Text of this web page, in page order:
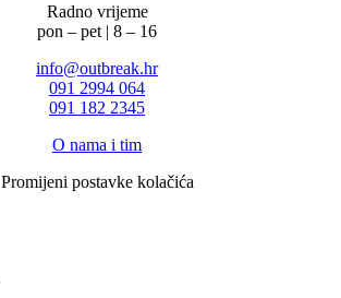
Radno vrijeme
pon – pet | 8 – 16
info@outbreak.hr
‪091 2994 064
091 182 2345
O nama i tim
Promijeni postavke kolačića